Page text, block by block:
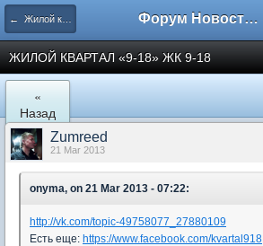
← Жилой квартал "9-18" в Мытищах Форум Новостройки
ЖИЛОЙ КВАРТАЛ «9-18» ЖК 9-18
«
Назад
Zumreed
21 Mar 2013
onyma, on 21 Mar 2013 - 07:22:
http://vk.com/topic-49758077_27880109
Есть еще: https://www.facebook.com/kvartal918